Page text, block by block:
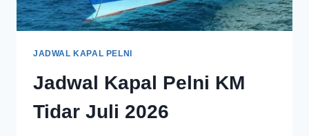
JADWAL KAPAL PELNI
Jadwal Kapal Pelni KM
Tidar Juli 2026